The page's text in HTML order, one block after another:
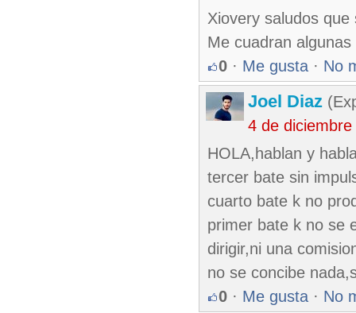
Xiovery saludos
Me cuadran
0 · Me gusta · No
Joel Diaz
4 de
HOLA,hablan y
tercer bate sin
cuarto bate k no
primer bate k no se
dirigir,ni una
no se concibe
0 · Me gusta · No